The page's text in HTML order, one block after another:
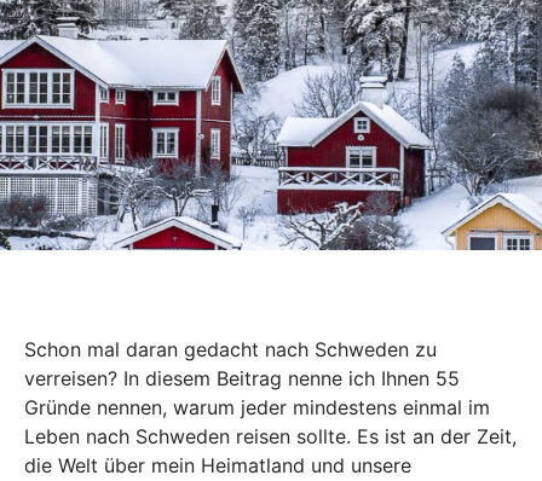
Schon mal daran gedacht nach Schweden zu
verreisen? In diesem Beitrag nenne ich Ihnen 55
Gründe nennen, warum jeder mindestens einmal im
Leben nach Schweden reisen sollte. Es ist an der Zeit,
die Welt über mein Heimatland und unsere